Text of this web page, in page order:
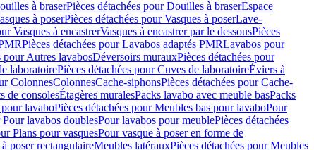
à braserPièces détachées pour Douilles à braserEspace
à poserPièces détachées pour Vasques à poserLave-
Vasques à encastrerVasques à encastrer par le dessousPièces
Pièces détachées pour Lavabos adaptés PMRLavabos pour
pour Autres lavabosDéversoirs murauxPièces détachées pour
laboratoirePièces détachées pour Cuves de laboratoireÉviers à
ColonnesColonnesCache-siphonsPièces détachées pour Cache-
de consolesÉtagères muralesPacks lavabo avec meuble basPacks
lavaboPièces détachées pour Meubles bas pour lavaboPour
Pour lavabos doublesPour lavabos pour meublePièces détachées
Plans pour vasquesPour vasque à poser en forme de
poser rectangulaireMeubles latérauxPièces détachées pour Meubles